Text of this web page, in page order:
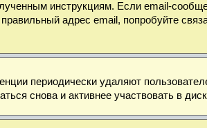
инструкциям. Если email-
адрес email, попробуйте
периодически удаляют
снова и активнее участвовать в